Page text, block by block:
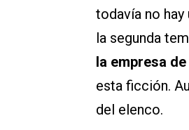
todavía no
la segunda
la empresa
esta ficción.
del elenco.